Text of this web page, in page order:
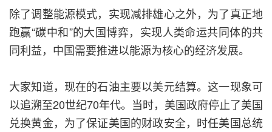
除了调整能源模式，实现减排雄心之外，为了真正地
跑赢“碳中和”的大国博弈，实现人类命运共同体的共
同利益，中国需要推进以能源为核心的经济发展。
大家知道，现在的石油主要以美元结算。这一现象可
以追溯至20世纪70年代。当时，美国政府停止了美国
兑换黄金，为了保证美国的财政安全，时任美国总统